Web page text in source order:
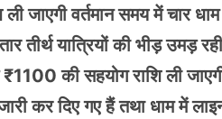
ली जाएगी वर्तमान समय में चार
तीर्थ यात्रियों की भीड़ उमड़
₹1100 की सहयोग राशि ली
कर दिए गए हैं तथा धाम में